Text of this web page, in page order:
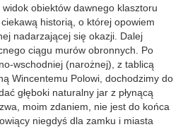
obiektów dawnego klasztoru
historią, o której opowiem
nadarzającej się okazji. Dalej
ciągu murów obronnych. Po
wschodniej (narożnej), z tablicą
Wincentemu Polowi, dochodzimy do
głęboki naturalny jar z płynącą
moim zdaniem, nie jest do końca
niegdyś dla zamku i miasta